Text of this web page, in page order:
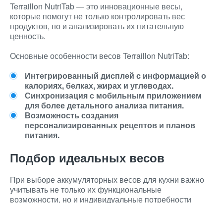
Terraillon NutriTab — это инновационные весы,
которые помогут не только контролировать вес
продуктов, но и анализировать их питательную
ценность.
Основные особенности весов Terraillon NutriTab:
Интегрированный дисплей с информацией о
калориях, белках, жирах и углеводах.
Синхронизация с мобильным приложением
для более детального анализа питания.
Возможность создания
персонализированных рецептов и планов
питания.
Подбор идеальных весов
При выборе аккумуляторных весов для кухни важно
учитывать не только их функциональные
возможности, но и индивидуальные потребности